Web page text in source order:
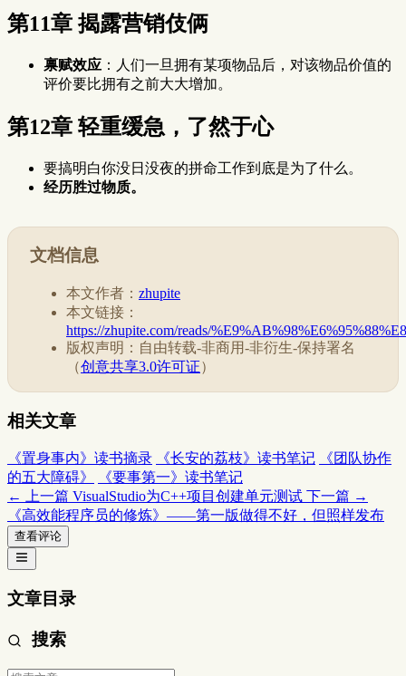
第11章 揭露营销伎俩
禀赋效应 ：人们一旦拥有某项物品后，对该物品价值的
评价要比拥有之前大大增加。
第12章 轻重缓急，了然于心
要搞明白你没日没夜的拼命工作到底是为了什么。
经历胜过物质。
文档信息
本文作者： zhupite
本文链接：
https://zhupite.com/reads/
版权声明：自由转载-非商用-非衍生-保持署名
（创意共享3.0许可证）
相关文章
《置身事内》读书摘录 《长安的荔枝》读书笔记
《团队协作
的五大障碍》
《要事第一》读书笔记
← 上一篇 VisualStudio为C++项目创建单元测试 下一篇 →
《高效能程序员的修炼》——第一版做得不好，但照样发布
查看评论
文章目录
搜索